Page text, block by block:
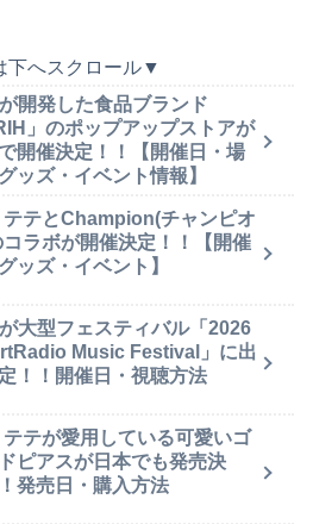
下へスクロール▼
開発した食品ブランド
」のポップアップストアが
開催決定！！【開催日・場
ッズ・イベント情報】
テテとChampion(チャンピオ
コラボが開催決定！！【開催
ッズ・イベント】
大型フェスティバル「2026
Music Festival」に出
！！開催日・視聴方法
テテが愛用している可愛いゴ
ピアスが日本でも発売決
発売日・購入方法